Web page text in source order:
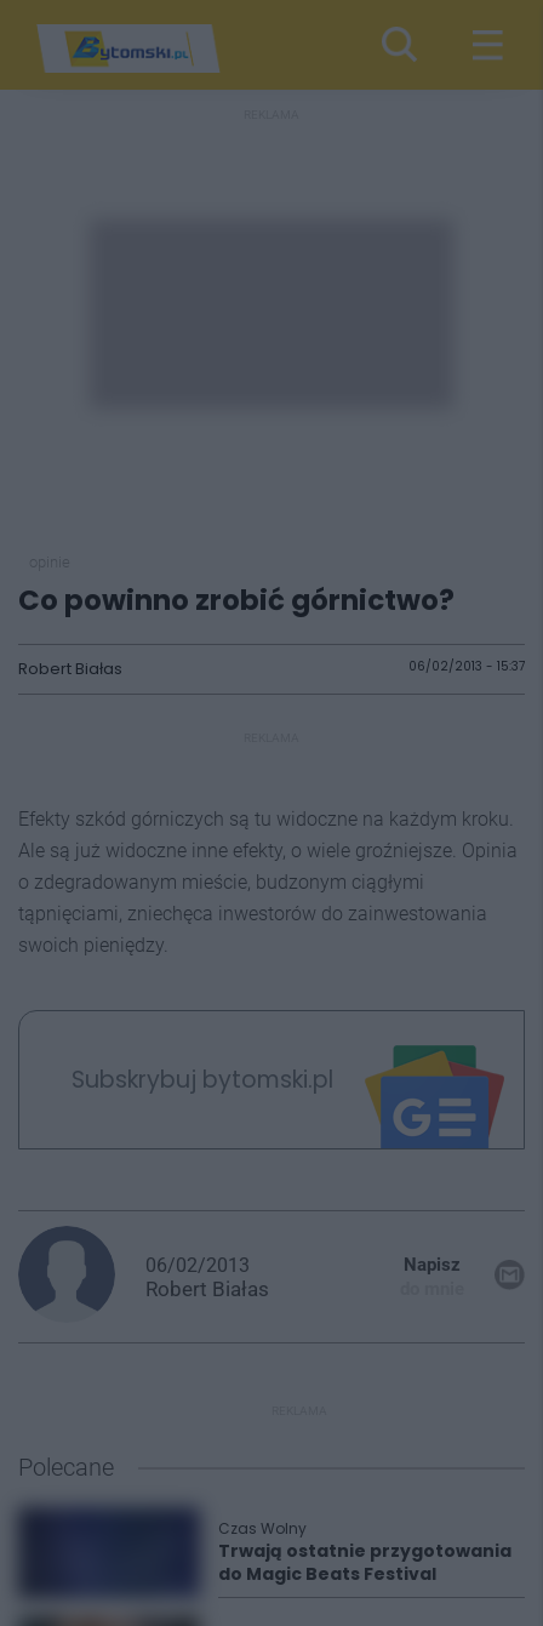
Co powinno zrobić górnictwo?
Robert Białas 06/02/2013 - 15:37
Efekty szkód górniczych są tu widoczne na każdym kroku.
Ale są już widoczne inne efekty, o wiele groźniejsze. Opinia
o zdegradowanym mieście, budzonym ciągłymi
tąpnięciami, zniechęca inwestorów do zainwestowania
swoich pieniędzy.
Subskrybuj bytomski.pl
06/02/2013
Robert Białas
Napisz
Polecane
Czas Wolny
Trwają ostatnie przygotowania
do Magic Beats Festival